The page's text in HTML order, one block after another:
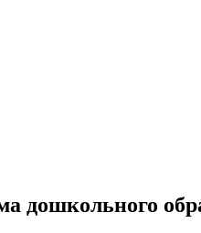
дошкольного